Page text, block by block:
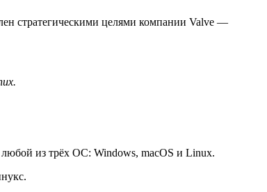
стратегическими целями компании Valve —
из трёх ОС: Windows, macOS и Linux.